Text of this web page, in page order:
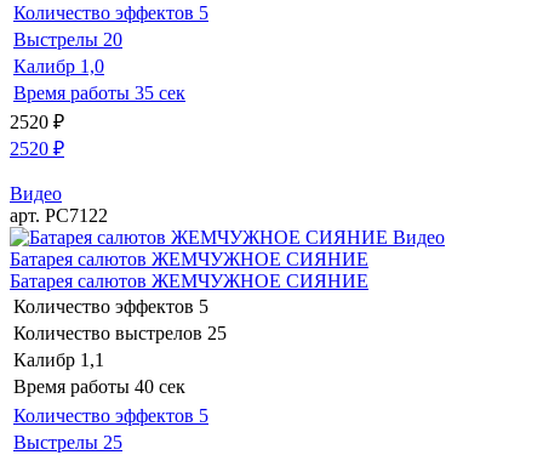
Количество эффектов 5
Выстрелы 20
Калибр 1,0
Время работы 35 сек
2520 ₽
2520 ₽
Видео
арт. РС7122
Видео
Батарея салютов ЖЕМЧУЖНОЕ СИЯНИЕ
Батарея салютов ЖЕМЧУЖНОЕ СИЯНИЕ
Количество эффектов 5
Количество выстрелов 25
Калибр 1,1
Время работы 40 сек
Количество эффектов 5
Выстрелы 25